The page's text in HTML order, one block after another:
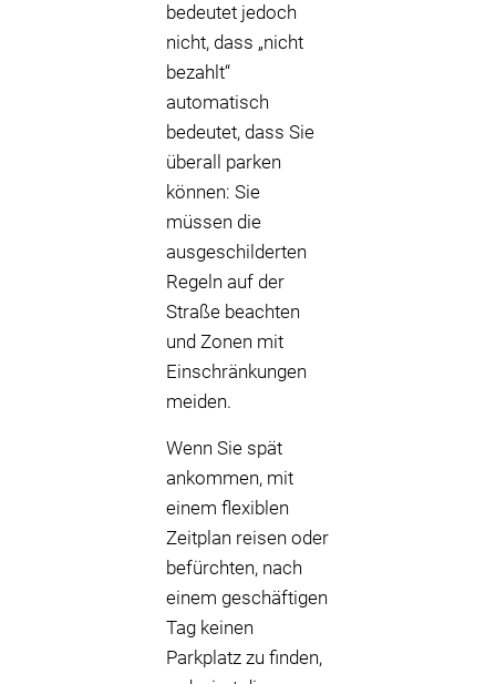
bedeutet jedoch
nicht, dass „nicht
bezahlt“
automatisch
bedeutet, dass Sie
überall parken
können: Sie
müssen die
ausgeschilderten
Regeln auf der
Straße beachten
und Zonen mit
Einschränkungen
meiden.
Wenn Sie spät
ankommen, mit
einem flexiblen
Zeitplan reisen oder
befürchten, nach
einem geschäftigen
Tag keinen
Parkplatz zu finden,